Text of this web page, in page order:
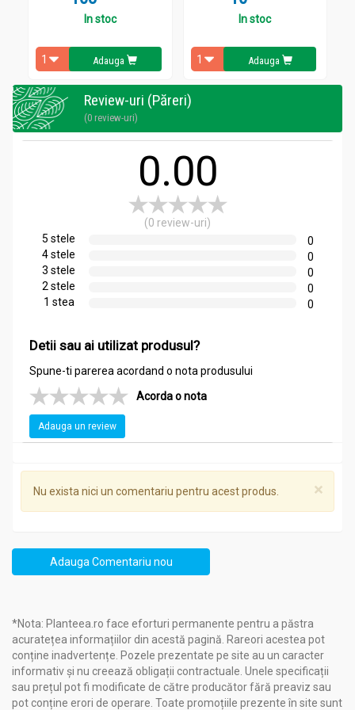
Spirulina 1000mg bio 45cp - ALEVIA
Se recomandă cure de minimum 3 luni, cu pauză de 2
săptămâni.
In stoc
Adauga
In stoc
Adauga
Review-uri (Păreri)
(0 review-uri)
0.00
(0 review-uri)
5 stele
0
4 stele
0
3 stele
0
2 stele
0
1 stea
0
Detii sau ai utilizat produsul?
Spune-ti parerea acordand o nota produsului
Acorda o nota
Adauga un review
×
Nu exista nici un comentariu pentru acest produs.
Adauga Comentariu nou
*Nota: Planteea.ro face eforturi permanente pentru a păstra
acuratețea informațiilor din acestă pagină. Rareori acestea pot
conține inadvertențe. Pozele prezentate pe site au un caracter
informativ și nu creează obligații contractuale. Unele specificații
sau prețul pot fi modificate de către producător fără preaviz sau
pot conține erori de operare. Toate promoțiile prezente în site sunt